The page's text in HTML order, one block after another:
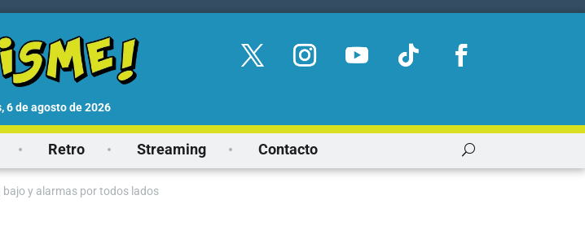
6 de agosto de 2026
Retro Streaming Contacto
bajo y alarmas por todos lados